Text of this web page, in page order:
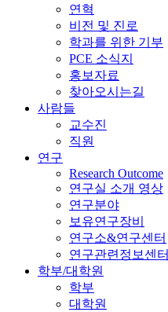
연혁
비전 및 진로
학과를 위한 기부
PCE 소식지
홍보자료
찾아오시는길
사람들
교수진
직원
연구
Research Outcome
연구실 소개 영상
연구분야
보유연구장비
연구소&연구센터
연구관련정보센터
학부/대학원
학부
대학원